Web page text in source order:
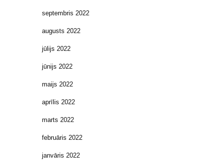
septembris 2022
augusts 2022
jūlijs 2022
jūnijs 2022
maijs 2022
aprīlis 2022
marts 2022
februāris 2022
janvāris 2022